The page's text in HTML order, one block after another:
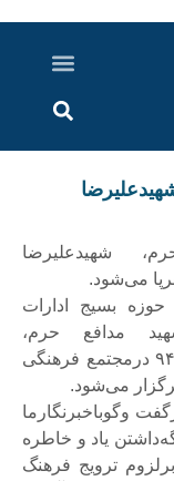
شهیدعلیرضا
بسیج ادارات
مدافع حرم،
شهیدعلیرضا حاجیوندقیاسی۲۶ اسفندماه ۹۴ درمجتمع فرهنگی
می‌شود.
وگوباخبرنگارما
یاد و خاطره
ترویج فرهنگ